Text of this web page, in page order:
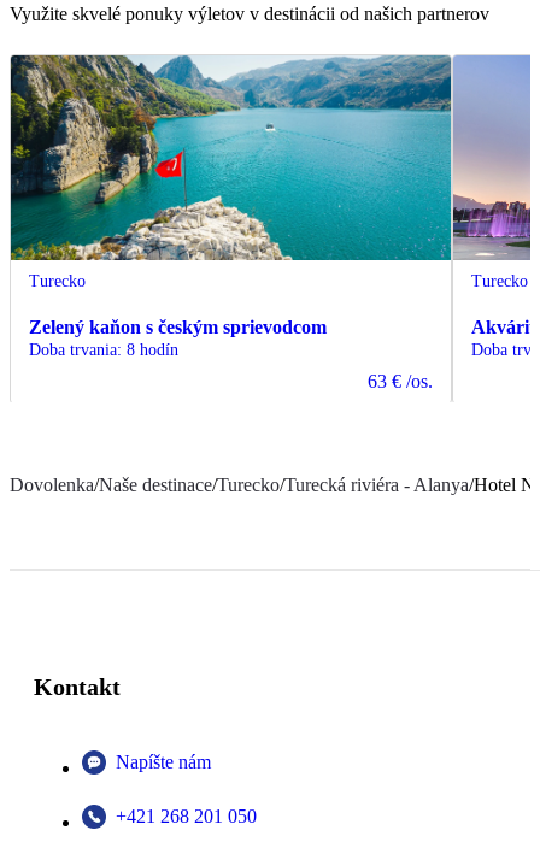
Využite skvelé ponuky výletov v destinácii od našich partnerov
Turecko
Zelený kaňon s českým sprievodcom
Doba trvania: 8 hodín
63 € /os.
Turecko
Doba
Dovolenka/Naše destinace/Turecko/Turecká riviéra - Alanya/Hotel
Kontakt
Napíšte nám
+421 268 201 050